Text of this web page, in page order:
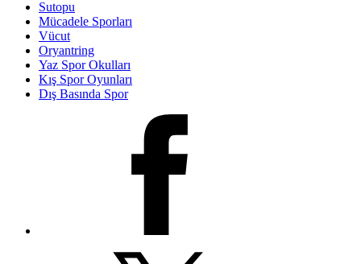
Sutopu
Mücadele Sporları
Vücut
Oryantring
Yaz Spor Okulları
Kış Spor Oyunları
Dış Basında Spor